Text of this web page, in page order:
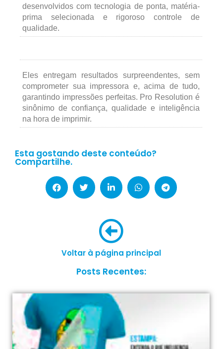
desenvolvidos com tecnologia de ponta, matéria-
prima selecionada e rigoroso controle de
qualidade.
Eles entregam resultados surpreendentes, sem
comprometer sua impressora e, acima de tudo,
garantindo impressões perfeitas. Pro Resolution é
sinônimo de confiança, qualidade e inteligência
na hora de imprimir.
Esta gostando deste conteúdo?
Compartilhe.
Voltar à página principal
Posts Recentes: